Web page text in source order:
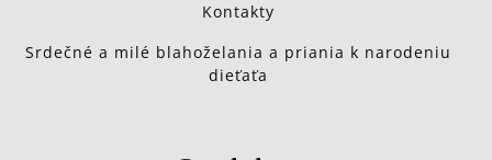
Kontakty
Srdečné a milé blahoželania a priania k narodeniu
dieťaťa